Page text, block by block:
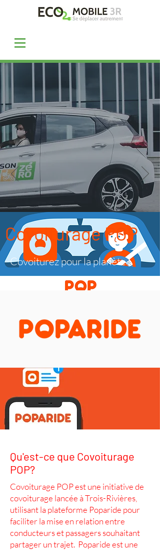
Covoiturage POP
Covoiturez pour la planète !
Qu'est-ce que Covoiturage
POP?
Covoiturage POP est une initiative de
covoiturage lancée à Trois-Rivières,
utilisant la plateforme Poparide pour
faciliter la mise en relation entre
conducteurs et passagers souhaitant
partager un trajet. Poparide est une